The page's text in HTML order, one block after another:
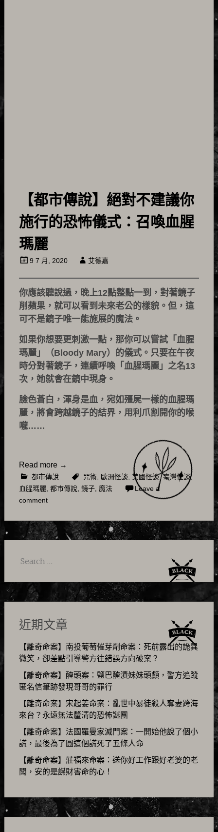
【都市傳說】絕對不建議你
施行的恐怖儀式：召喚血腥
瑪麗
9 7 月, 2020 艾德嘉
你應該聽說過，晚上12點整點一到，對著鏡子
削蘋果，就可以看到未來老公的樣貌。但，這
可不是鏡子唯一能施展的魔法。
如果你想要更刺激一點，那你可以嘗試「血腥
瑪麗」（Bloody Mary）的儀式。只要在午夜
時分對著鏡子，連續呼喚「血腥瑪麗」之名13
次，她就會在鏡中現身。
臉色蒼白，渾身是血，宛如殭屍一樣的血腥瑪
麗，將會跨越鏡子的結界，用利爪割開你的喉
嚨……
Read more →
都市傳說 咒術, 歐洲怪談 美國怪談,臺灣怪談,
血腥瑪麗 都市傳說, 鏡子, 魔法
Leave a
comment
Search
近期文章
【離奇命案】南投葡萄催芽劑命案：死前露出的詭異
微笑，卻差點引導警方往錯誤方向破案？
【離奇命案】醃頭案：鹽巴醃漬妹妹頭顱，警方追蹤
匿名信筆跡發現哥哥的罪行
【離奇命案】宋起姜命案：亂世中暴徒殺人奪妻跨海
來台？永遠無法釐清的恐怖謎團
【離奇命案】法國羅曼家滅門案：一開始他說了個小
謊，最後為了圓這個謊死了五條人命
【離奇命案】莊福來命案：送你好工作跟好老婆的老
闆，安的是謀財害命的心！